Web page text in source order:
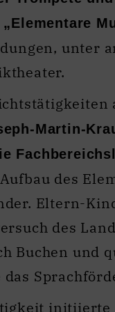
unter
Martin-
des
Eltern-
des
Buchen und
initiierte